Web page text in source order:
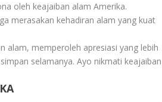
oleh keajaiban alam Amerika.
merasakan kehadiran alam yang kuat
alam, memperoleh apresiasi yang lebih
selamanya. Ayo nikmati keajaiban